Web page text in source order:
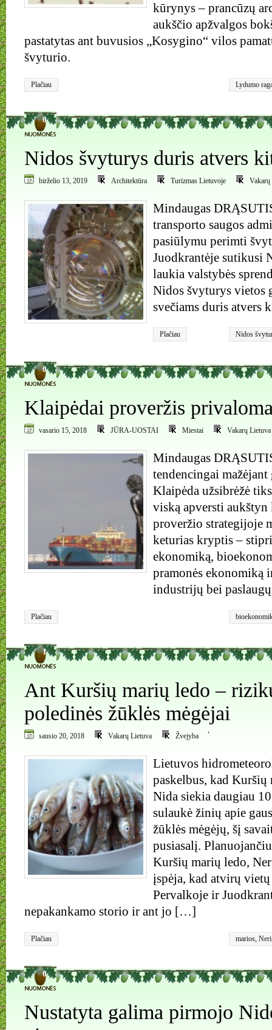
kūrynys – prancūzų
aukščio apžvalgos
pastatytas ant buvusios „Kosygino“ vilos
švyturio.
Plačiau
Lydumo
0
Nidos švyturys duris atvers
birželio 13, 2019 Architektūra Turizmas Lietuvoje Vakarų
Mindaugas
transporto saugos
pasiūlymu perimti
Juodkrantėje sutikusi
laukia valstybės
Nidos švyturys vietos
svečiams duris atvers
Plačiau Nidos
0
Klaipėdai proveržis
vasario 15, 2018 JŪRA-UOSTAI Miestai Vakarų Lietuva
Mindaugas
tendencingai
Klaipėda užsibrėžė
viską apversti
proveržio strategijoje
keturias kryptis –
ekonomiką,
pramonės ekonomiką
industrijų bei
Plačiau
1
Ant Kuršių marių ledo –
poledinės žūklės mėgėjai
sausio 20, 2018 Vakarų Lietuva
,
Žvejyba
Lietuvos
paskelbus, kad
Nida siekia daugiau
sulaukė žinių apie
žūklės mėgėjų, šį
pusiasalį.
Kuršių marių ledo,
įspėja, kad atvirų
Pervalkoje ir
nepakankamo storio ir ant jo […]
Plačiau marios,
0
Nustatyta galima pirmojo